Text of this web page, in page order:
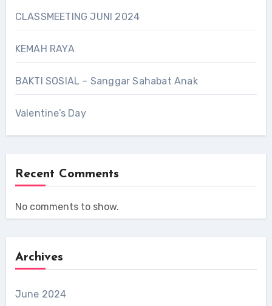
CLASSMEETING JUNI 2024
KEMAH RAYA
BAKTI SOSIAL – Sanggar Sahabat Anak
Valentine’s Day
Recent Comments
No comments to show.
Archives
June 2024